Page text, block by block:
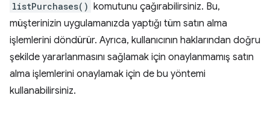
listPurchases() komutunu çağırabilirsiniz. Bu,
müşterinizin uygulamanızda yaptığı tüm satın alma
işlemlerini döndürür. Ayrıca, kullanıcının haklarından doğru
şekilde yararlanmasını sağlamak için onaylanmamış satın
alma işlemlerini onaylamak için de bu yöntemi
kullanabilirsiniz.